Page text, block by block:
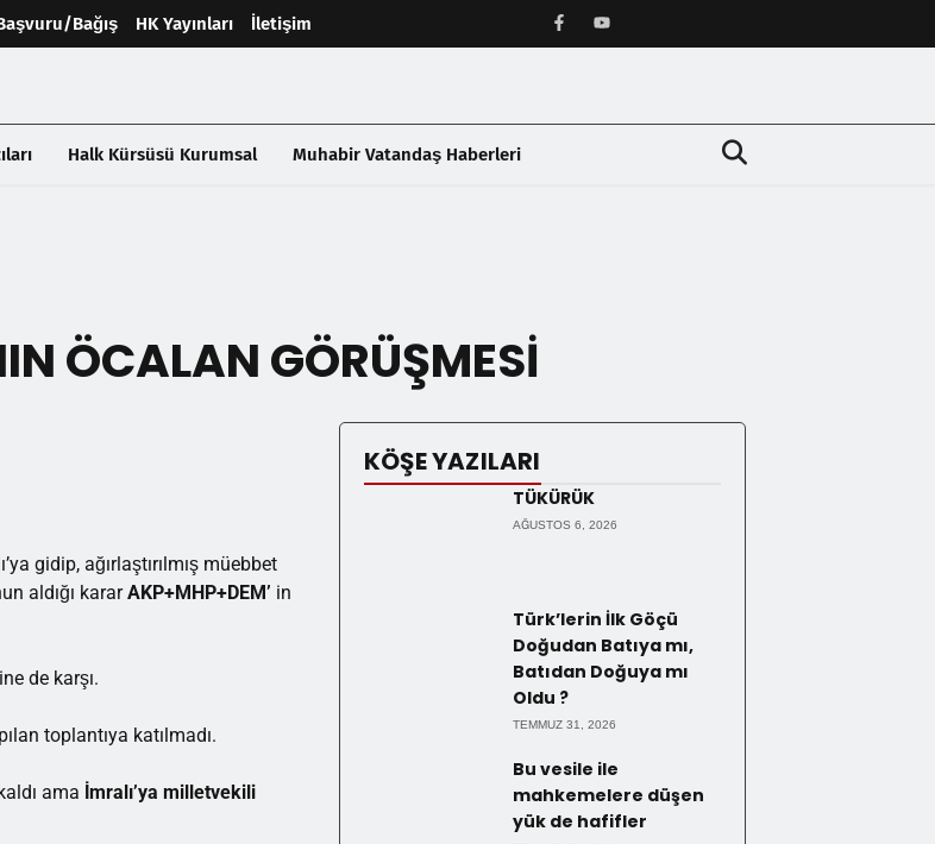
Bağış HK Yayınları İletişim
Halk Kürsüsü Kurumsal Muhabir Vatandaş Haberleri
ÖCALAN GÖRÜŞMESİ
gidip, ağırlaştırılmış müebbet
aldığı kararAKP+MHP+DEM’ in
de karşı.
toplantıya katılmadı.
ama İmralı’ya milletvekili
KÖŞE YAZILARI
TÜKÜRÜK
AĞUSTOS 6, 2026
Türk’lerin İlk Göçü
Doğudan Batıya mı,
Batıdan Doğuya mı
Oldu ?
TEMMUZ 31, 2026
Bu vesile ile
mahkemelere düşen
yük de hafifler